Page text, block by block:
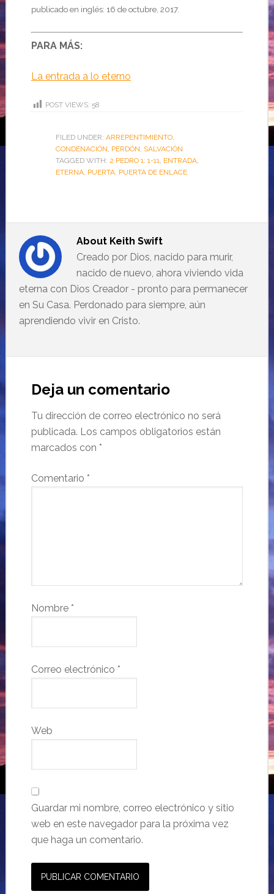
publicado en inglés: 16 de octubre, 2017.
PARA MÁS:
La entrada a lo eterno
POST VIEWS: 58
FILED UNDER: ARREPENTIMIENTO,
CONDENACIÓN PERDÓN SALVACIÓN
TAGGED WITH: 2 PEDRO 1: 1-11 ENTRADA,
ETERNA, PUERTA, PUERTA DE ENLACE
About Keith Swift
Creado por Dios, nacido para murir,
nacido de nuevo, ahora viviendo vida
eterna con Dios Creador - pronto para permanecer
en Su Casa. Perdonado para siempre, aún
aprendiendo vivir en Cristo.
Deja un comentario
Tu dirección de correo electrónico no será
publicada. Los campos obligatorios están
marcados con *
Comentario *
Nombre *
Correo electrónico *
Web
Guardar mi nombre, correo electrónico y sitio
web en este navegador para la próxima vez
que haga un comentario.